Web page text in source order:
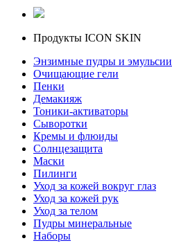
Продукты ICON SKIN
Энзимные пудры и эмульсии
Очищающие гели
Пенки
Демакияж
Тоники-активаторы
Сыворотки
Кремы и флюиды
Солнцезащита
Маски
Пилинги
Уход за кожей вокруг глаз
Уход за кожей рук
Уход за телом
Пудры минеральные
Наборы